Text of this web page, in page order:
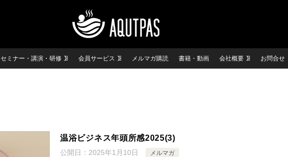
セミナー・講演・研修 会員サービス メルマガ購読 書籍・動画 会社概要 お問合せ
温浴ビジネス年頭所感2025(3)
公開日： 2025年1月10日 メルマガ